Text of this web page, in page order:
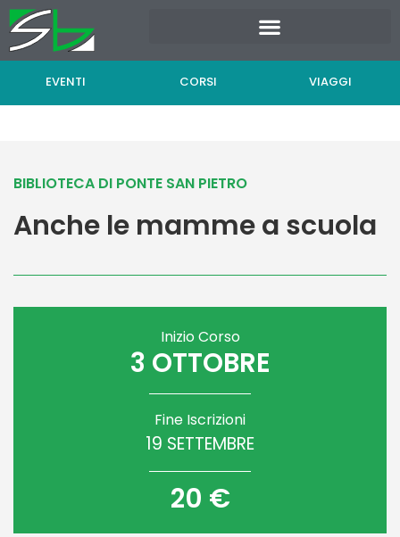
Vai
al
contenuto
EVENTI CORSI VIAGGI
BIBLIOTECA DI PONTE SAN PIETRO
Anche le mamme a scuola
Inizio Corso
3 OTTOBRE
Fine Iscrizioni
19 SETTEMBRE
20 €